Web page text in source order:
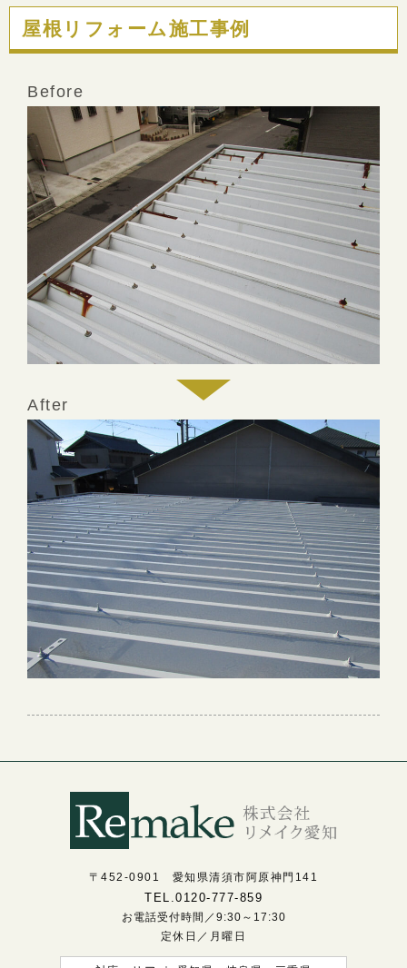
屋根リフォーム施工事例
Before
After
〒452-0901 愛知県清須市阿原神門141
TEL.0120-777-859
お電話受付時間／9:30～17:30
定休日／月曜日